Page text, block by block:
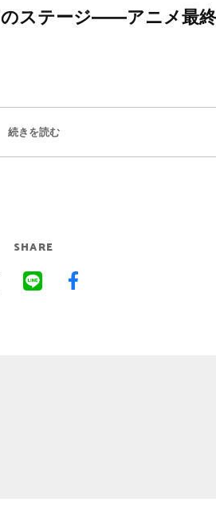
ステージ――アニメ最
続きを読む
SHARE